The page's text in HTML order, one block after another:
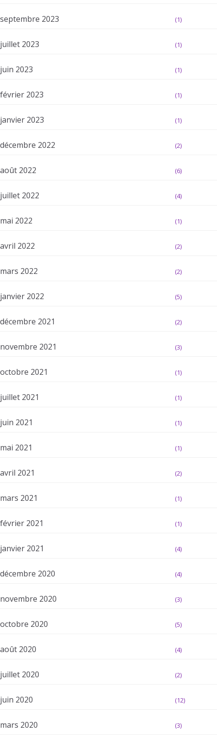
septembre 2023 (1)
juillet 2023 (1)
juin 2023 (1)
février 2023 (1)
janvier 2023 (1)
décembre 2022 (2)
août 2022 (6)
juillet 2022 (4)
mai 2022 (1)
avril 2022 (2)
mars 2022 (2)
janvier 2022 (5)
décembre 2021 (2)
novembre 2021 (3)
octobre 2021 (1)
juillet 2021 (1)
juin 2021 (1)
mai 2021 (1)
avril 2021 (2)
mars 2021 (1)
février 2021 (1)
janvier 2021 (4)
décembre 2020 (4)
novembre 2020 (3)
octobre 2020 (5)
août 2020 (4)
juillet 2020 (2)
juin 2020 (12)
mars 2020 (3)